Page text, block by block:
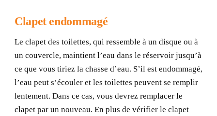
Clapet endommagé
Le clapet des toilettes, qui ressemble à un disque ou à
un couvercle, maintient l’eau dans le réservoir jusqu’à
ce que vous tiriez la chasse d’eau. S’il est endommagé,
l’eau peut s’écouler et les toilettes peuvent se remplir
lentement. Dans ce cas, vous devrez remplacer le
clapet par un nouveau. En plus de vérifier le clapet